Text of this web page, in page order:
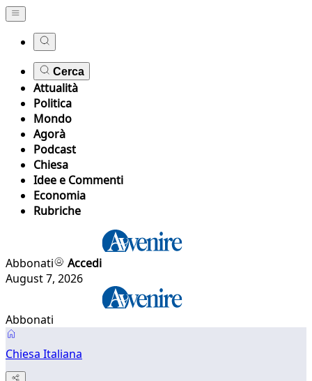
Cerca
Attualità
Politica
Mondo
Agorà
Podcast
Chiesa
Idee e Commenti
Economia
Rubriche
Abbonati
Accedi
August 7, 2026
Abbonati
Chiesa Italiana